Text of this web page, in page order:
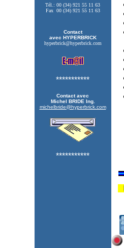
Tél.: 00 (34) 921 55 11 63
Fax 00 (34) 921 55 11 63
Contact
avec HYPERBRICK
hyperbrick@hyperbrick.com
***********
Contact avec
Michel BRIDE Ing.
michelbride@hyperbrick.com
***********
*** Des